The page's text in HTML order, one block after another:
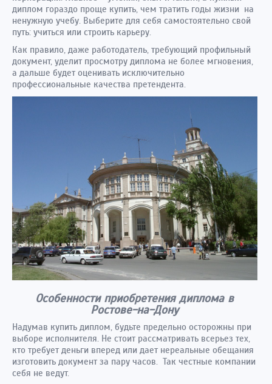
диплом гораздо проще купить, чем тратить годы жизни на
ненужную учебу. Выберите для себя самостоятельно свой
путь: учиться или строить карьеру.
Как правило, даже работодатель, требующий профильный
документ, уделит просмотру диплома не более мгновения,
а дальше будет оценивать исключительно
профессиональные качества претендента.
Особенности приобретения диплома в
Ростове-на-Дону
Надумав купить диплом, будьте предельно осторожны при
выборе исполнителя. Не стоит рассматривать всерьез тех,
кто требует деньги вперед или дает нереальные обещания
изготовить документ за пару часов. Так честные компании
себя не ведут.